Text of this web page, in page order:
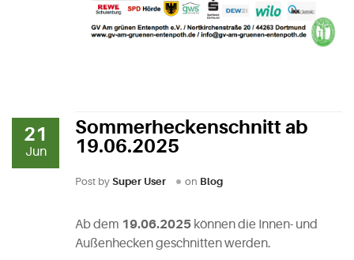
21
Jun
Sommerheckenschnitt ab
19.06.2025
Post by Super User on Blog
Ab dem 19.06.2025 können die Innen- und
Außenhecken geschnitten werden.